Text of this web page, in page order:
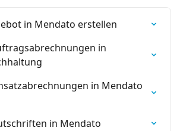
in Mendato erstellen
in
in Mendato
in Mendato